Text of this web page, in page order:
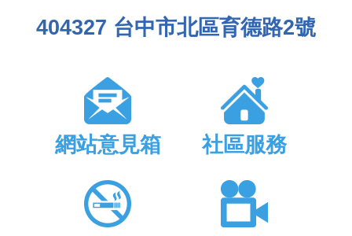
404327 台中市北區育德路2號
網站意見箱 社區服務